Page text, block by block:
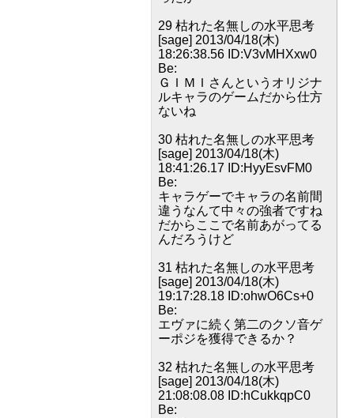
29 枯れた名無しの水平思考
[sage] 2013/04/18(木)
18:26:38.56 ID:V3vMHXxw0
Be:
ＧＩＭＩさんというオリジナ
ルキャラのゲームだから仕方
ないね
30 枯れた名無しの水平思考
[sage] 2013/04/18(木)
18:41:26.17 ID:HyyEsvFM0
Be:
キャラゲーでキャラの名前間
違うなんて中々の強者ですね
だからここで名前あがってる
んだろうけど
31 枯れた名無しの水平思考
[sage] 2013/04/18(木)
19:17:28.18 ID:ohwO6Cs+0
Be:
エヴァに続く第二のクソ音ゲ
ーポジを獲得できるか？
32 枯れた名無しの水平思考
[sage] 2013/04/18(木)
21:08:08.08 ID:hCukkqpC0
Be: